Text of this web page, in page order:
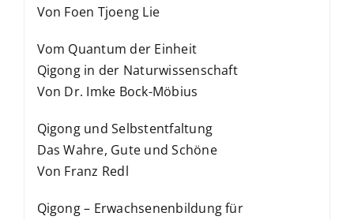
Von Foen Tjoeng Lie
Vom Quantum der Einheit
Qigong in der Naturwissenschaft
Von Dr. Imke Bock-Möbius
Qigong und Selbstentfaltung
Das Wahre, Gute und Schöne
Von Franz Redl
Qigong – Erwachsenenbildung für